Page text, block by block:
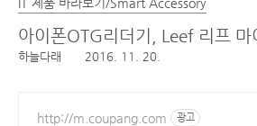
아이폰OTG리더기, Leef 리프 마
하늘다래 2016. 11. 20.
http://m.coupang.com 광고